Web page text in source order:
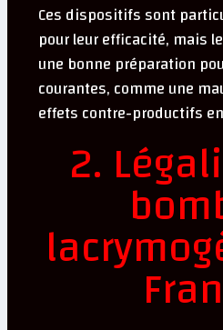
Ces dispositifs sont
pour leur efficacité, mais
une bonne préparation
courantes, comme une
effets contre-productifs
2.